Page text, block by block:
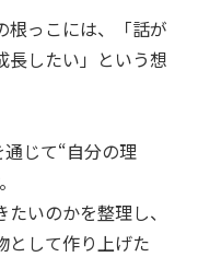
根っこには、「話が
長したい」という想
じて“自分の理
いのかを整理し、
として作り上げた